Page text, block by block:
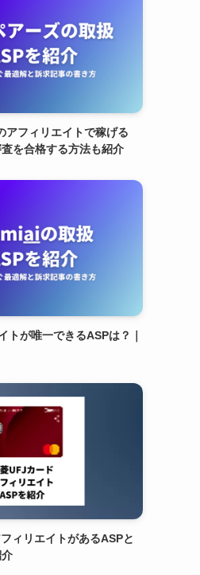
アフィリエイトで稼げる
を合格する方法も紹介
トが唯一できるASPは？｜
ィリエイトがあるASPと